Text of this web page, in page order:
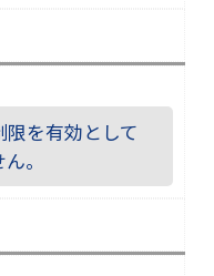
を有効として
。